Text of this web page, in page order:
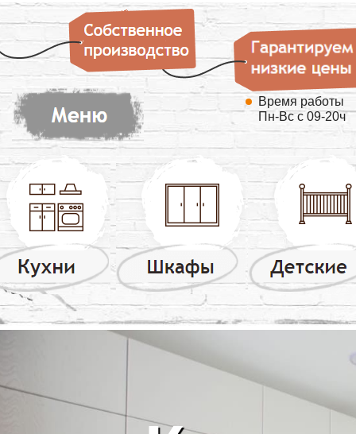
Время работы
Пн-Вс с 09-20ч